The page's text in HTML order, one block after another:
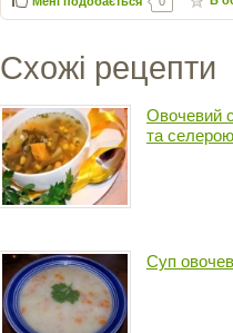
Схожі рецепти
Овочевий
та селерою
Суп